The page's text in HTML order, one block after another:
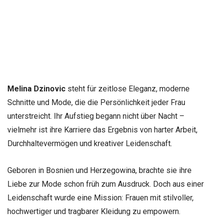
Melina Dzinovic steht für zeitlose Eleganz, moderne
Schnitte und Mode, die die Persönlichkeit jeder Frau
unterstreicht. Ihr Aufstieg begann nicht über Nacht –
vielmehr ist ihre Karriere das Ergebnis von harter Arbeit,
Durchhaltevermögen und kreativer Leidenschaft.
Geboren in Bosnien und Herzegowina, brachte sie ihre
Liebe zur Mode schon früh zum Ausdruck. Doch aus einer
Leidenschaft wurde eine Mission: Frauen mit stilvoller,
hochwertiger und tragbarer Kleidung zu empowern.